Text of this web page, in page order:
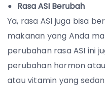
Rasa ASI Berubah
Ya, rasa ASI juga bisa
makanan yang Anda
perubahan rasa ASI ini
perubahan hormon
atau vitamin yang